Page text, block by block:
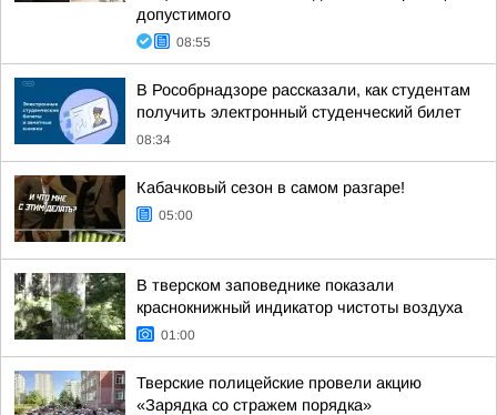
допустимого
08:55
В Рособрнадзоре рассказали, как студентам
получить электронный студенческий билет
08:34
Кабачковый сезон в самом разгаре!
05:00
В тверском заповеднике показали
краснокнижный индикатор чистоты воздуха
01:00
Тверские полицейские провели акцию
«Зарядка со стражем порядка»